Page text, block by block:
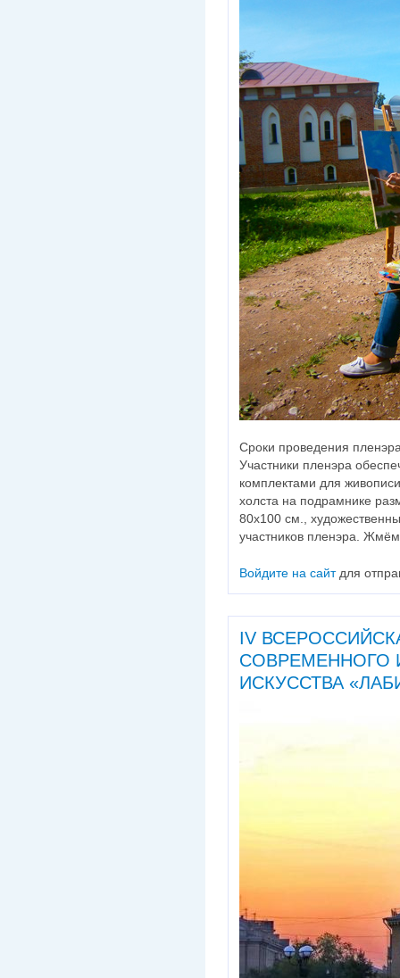
Сроки проведения
Участники пленэра
комплектами для
холста на подрамнике
80х100 см.,
участников пленэра.
Войдите на сайтдля
IV
СОВРЕМЕННОГО
ИСКУССТВА